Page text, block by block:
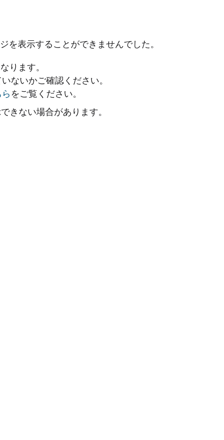
を表示することができませんでした。
ります。
ないかご確認ください。
をご覧ください。
きない場合があります。